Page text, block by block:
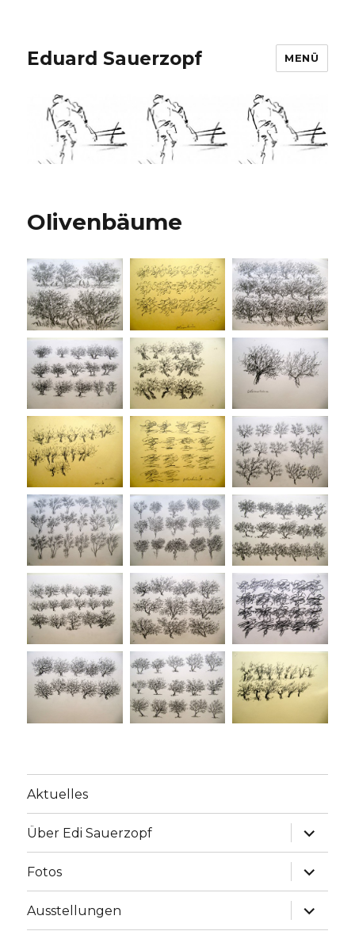
Eduard Sauerzopf MENÜ
Olivenbäume
Aktuelles
Über Edi Sauerzopf
Fotos
Ausstellungen